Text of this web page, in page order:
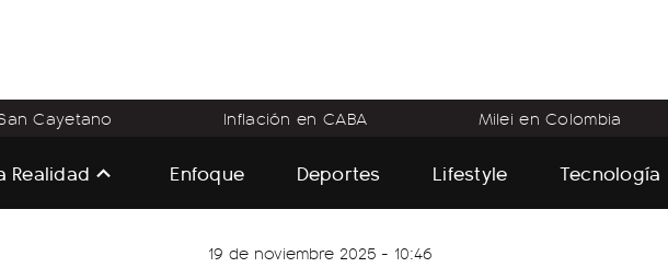
Cayetano Inflación en CABA Milei en Colombia
Realidad Enfoque Deportes Lifestyle Tecnología
19 de noviembre 2025 - 10:46